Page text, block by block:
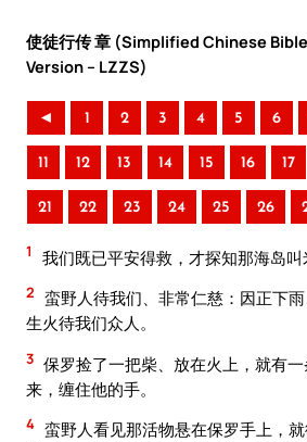
使徒行传 章 (Simplified Chinese
Version – LZZS)
◄ 1 2 3 4 5 6
11 12 13 14 15 16 17
21 22 23 24 25 26
1 我们既已平安得救，才探知那海岛叫
2 蛮野人待我们、非常仁慈：因正下
生火待我们众人。
3 保罗捡了一把柴、放在火上，就有
来，缠住他的手。
4 蛮野人看见那活物悬在保罗手上，